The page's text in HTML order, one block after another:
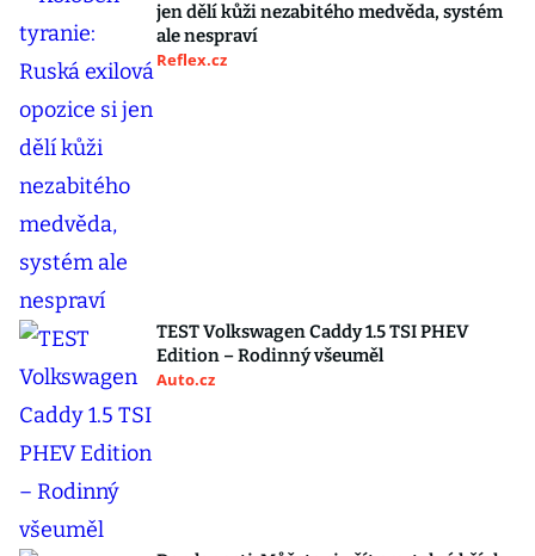
jen dělí kůži nezabitého medvěda, systém
ale nespraví
Reflex.cz
TEST Volkswagen Caddy 1.5 TSI PHEV
Edition – Rodinný všeuměl
Auto.cz